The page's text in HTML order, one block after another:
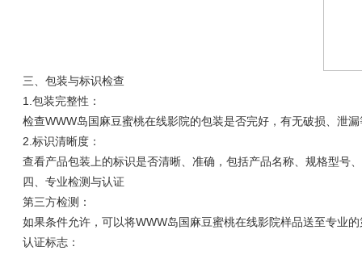
三、包装与标识检查
‌1.包装完整性‌：
检查WWW岛国麻豆蜜桃在线影院的包装是否完好，有无破损、泄
2‌.标识清晰度‌：
查看产品包装上的标识是否清晰、准确，包括产品名称、规格型号
四、专业检测与认证
‌第三方检测‌：
如果条件允许，可以将WWW岛国麻豆蜜桃在线影院样品送至专业的
‌认证标志‌：